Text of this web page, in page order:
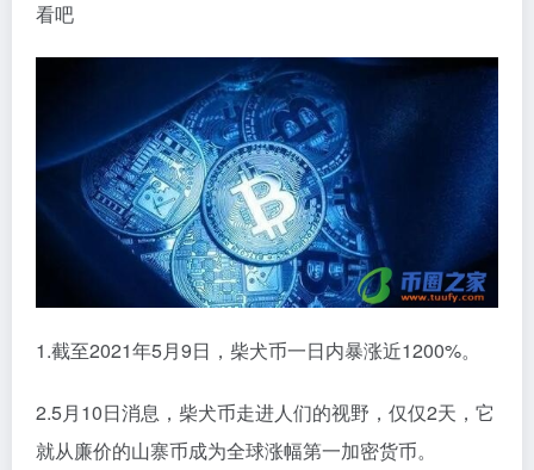
看吧
1.截至2021年5月9日，柴犬币一日内暴涨近1200%。
2.5月10日消息，柴犬币走进人们的视野，仅仅2天，它
就从廉价的山寨币成为全球涨幅第一加密货币。